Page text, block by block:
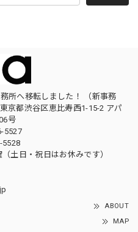
所へ移転しました！ （新事務
京都渋谷区恵比寿西1-15-2 アパ
号
5527
5528
土日・祝日はお休みです）
ABOUT
MAP